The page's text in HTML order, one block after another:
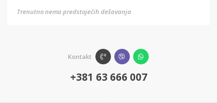
Trenutno nema predstojećih dešavanja
Kontakt
+381 63 666 007